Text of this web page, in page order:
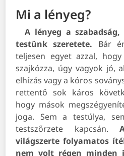
Mi a lényeg?
A lényeg a
testünk szeretete. Bár
teljesen egyet azzal,
szajkózza, úgy vagyok jó,
elhízás vagy a kóros
rettentő sok káros
hogy mások
joga. Sem a testúlya,
testszőrzete kapcsán.
világszerte folyamatos
nem volt régen minden